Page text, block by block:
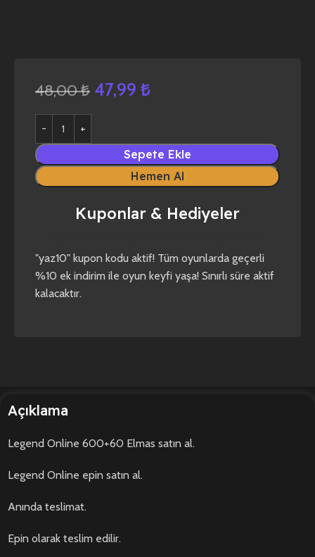
48,00₺ 47,99 ₺
Sepete Ekle
Hemen Al
Kuponlar & Hediyeler
"yaz10" kupon kodu aktif! Tüm oyunlarda geçerli
%10 ek indirim ile oyun keyfi yaşa! Sınırlı süre aktif
kalacaktır.
Açıklama
Legend Online 600+60 Elmas satın al.
Legend Online epin satın al.
Anında teslimat.
Epin olarak teslim edilir.